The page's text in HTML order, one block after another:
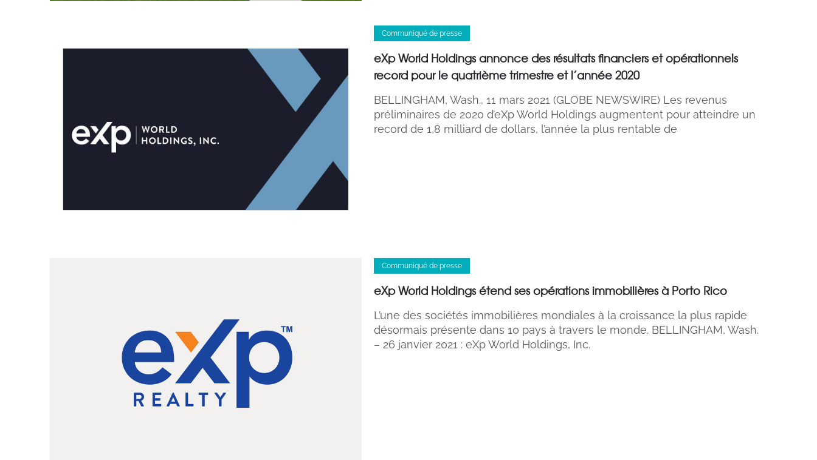
Communiqué de presse
eXp World Holdings annonce des résultats financiers et opérationnels
record pour le quatrième trimestre et l’année 2020
BELLINGHAM, Wash., 11 mars 2021 (GLOBE NEWSWIRE) Les revenus
préliminaires de 2020 d’eXp World Holdings augmentent pour atteindre un
record de 1,8 milliard de dollars, l’année la plus rentable de
Communiqué de presse
eXp World Holdings étend ses opérations immobilières à Porto Rico
L’une des sociétés immobilières mondiales à la croissance la plus rapide
désormais présente dans 10 pays à travers le monde. BELLINGHAM, Wash.
– 26 janvier 2021 : eXp World Holdings, Inc.